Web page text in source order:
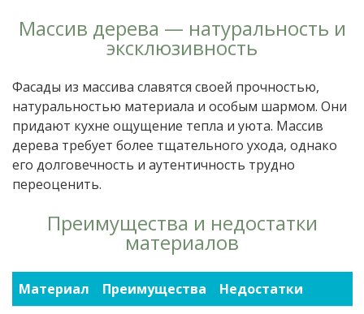
Массив дерева — натуральность и
эксклюзивность
Фасады из массива славятся своей прочностью,
натуральностью материала и особым шармом. Они
придают кухне ощущение тепла и уюта. Массив
дерева требует более тщательного ухода, однако
его долговечность и аутентичность трудно
переоценить.
Преимущества и недостатки
материалов
Материал Преимущества Недостатки